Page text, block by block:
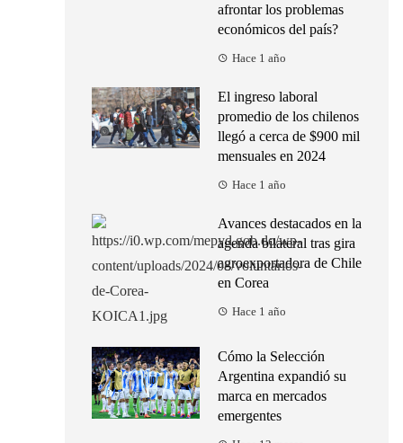
afrontar los problemas
económicos del país?
Hace 1 año
El ingreso laboral
promedio de los chilenos
llegó a cerca de $900 mil
mensuales en 2024
Hace 1 año
Avances destacados en la
agenda bilateral tras gira
agroexportadora de Chile
en Corea
Hace 1 año
Cómo la Selección
Argentina expandió su
marca en mercados
emergentes